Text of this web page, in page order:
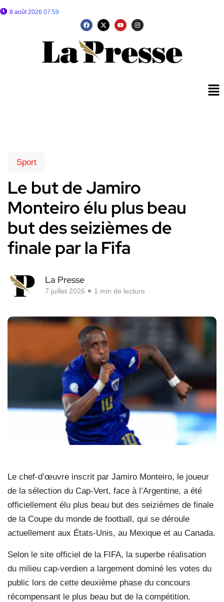
8 août 2026 07:59
Sport
Le but de Jamiro
Monteiro élu plus beau
but des seizièmes de
finale par la Fifa
La Presse
7 juillet 2026 1 min de lecture
Le chef-d’œuvre inscrit par Jamiro Monteiro, le joueur
de la sélection du Cap-Vert, face à l’Argentine, a été
officiellement élu plus beau but des seizièmes de finale
de la Coupe du monde de football, qui se déroule
actuellement aux États-Unis, au Mexique et au Canada.
Selon le site officiel de la FIFA, la superbe réalisation
du milieu cap-verdien a largement dominé les votes du
public lors de cette deuxième phase du concours
récompensant le plus beau but de la compétition.